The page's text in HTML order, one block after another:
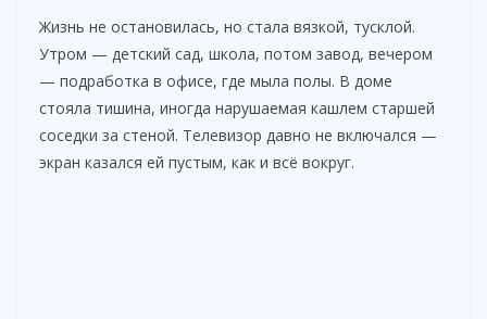
Жизнь не остановилась, но стала вязкой, тусклой.
Утром — детский сад, школа, потом завод, вечером
— подработка в офисе, где мыла полы. В доме
стояла тишина, иногда нарушаемая кашлем старшей
соседки за стеной. Телевизор давно не включался —
экран казался ей пустым, как и всё вокруг.